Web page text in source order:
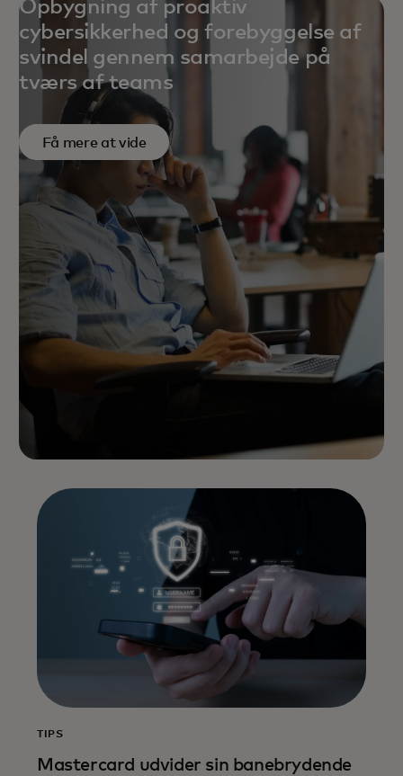
Opbygning af proaktiv
cybersikkerhed og forebyggelse af
svindel gennem samarbejde på
tværs af teams
Få mere at vide
TIPS
Mastercard udvider sin banebrydende